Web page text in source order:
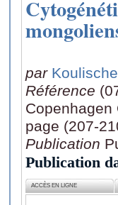
par
Référence
Copenhagen
page (207-
Publication
Publication
ACCÈS EN LIGNE